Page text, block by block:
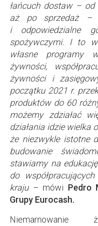
łańcuch dostaw – od
aż po sprzedaż –
i odpowiedzialne
spożywczymi. I to
własne programy
żywności,
żywności i
początku 2021 r.
produktów do 60
możemy zdziałać
działania idzie wielka
że niezwykle istotne
budowanie
stawiamy na
do
kraju – mówi Pedro
Grupy Eurocash.